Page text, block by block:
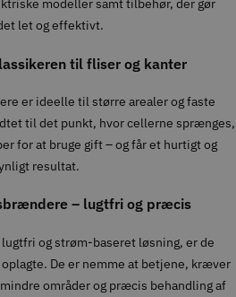
modeller samt tilbehør, der gør
let og effektivt.
til fliser og kanter
er ideelle til større arealer og faste
til det punkt, hvor cellerne sprænges,
for at bruge gift – og får et hurtigt og
resultat.
– lugtfri og præcis
og strøm-baseret løsning, er de
De er nemme at betjene, kræver
områder og præcis behandling af